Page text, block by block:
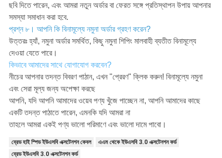
ছবি দিতে পারেন, এবং আমরা নতুন অর্ডার বা ফেরত সঙ্গে প্রতিস্থাপন উপায় আপনার
সমস্যা সমাধান করা হবে.
প্রশ্ন ৮। আপনি কি বিনামূল্যে নমুনা অর্ডার গ্রহণ করেন?
উত্তরঃ হ্যাঁ, নমুনা অর্ডার সমর্থিত, কিছু নমুনা শিপিং মালবাহী ব্যতীত বিনামূল্যে
দেওয়া যেতে পারে।
কিভাবে আমাদের সাথে যোগাযোগ করবেন?
নীচের আপনার তদন্ত বিবরণ পাঠান, এখন "প্রেরণ" ক্লিক করুন! বিনামূল্যে নমুনা
এবং সেরা মূল্য জন্য অপেক্ষা করছে
আপনি, যদি আপনি আমাদের ওয়েব পণ্য খুঁজে পাচ্ছেন না, আপনি আমাদের কাছে
একটি তদন্ত পাঠাতে পারেন, এমনকি যদি আমরা না
তাহলে আমরা একই পণ্য ভালো পরিমাণে এবং ভালো দামে পাবো।
ব্রেড হাই স্পিড ইউএসবি এক্সটেনশন কেবল
এএম থেকে ইউএসবি 3.0 এক্সটেনশন কর্ড
ব্রেড ইউএসবি 3.0 এক্সটেনশন কর্ড